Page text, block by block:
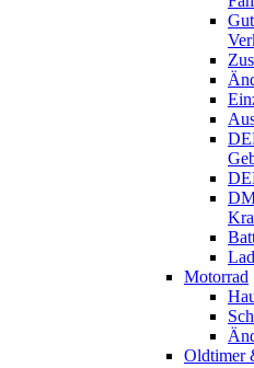
Motorrad
Oldtimer